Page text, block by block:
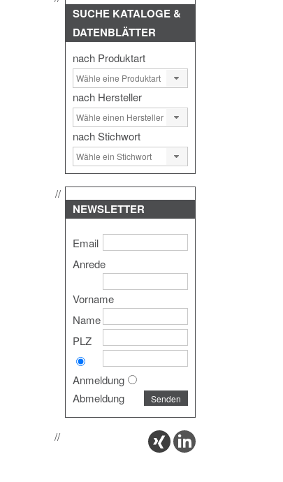
SUCHE KATALOGE &
DATENBLÄTTER
nach Produktart
nach Hersteller
nach Stichwort
NEWSLETTER
Email
Anrede
Vorname
Name
PLZ
Anmeldung
Abmeldung